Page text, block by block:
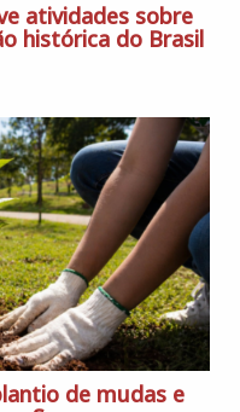
atividades sobre
histórica do Brasil
de mudas e